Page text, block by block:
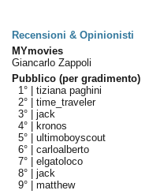
Recensioni & Opinionisti
MYmovies
Giancarlo Zappoli
Pubblico (per gradimento)
1° | tiziana paghini
2° | time_traveler
3° | jack
4° |
kronos
5° | ultimoboyscout
6° | carloalberto
7° | elgatoloco
8° | jack
9° | matthew